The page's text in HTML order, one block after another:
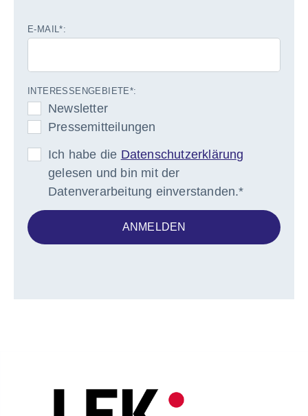
E-MAIL*:
INTERESSENGEBIETE*:
Newsletter
Pressemitteilungen
Ich habe die Datenschutzerklärung
gelesen und bin mit der
Datenverarbeitung einverstanden.*
ANMELDEN